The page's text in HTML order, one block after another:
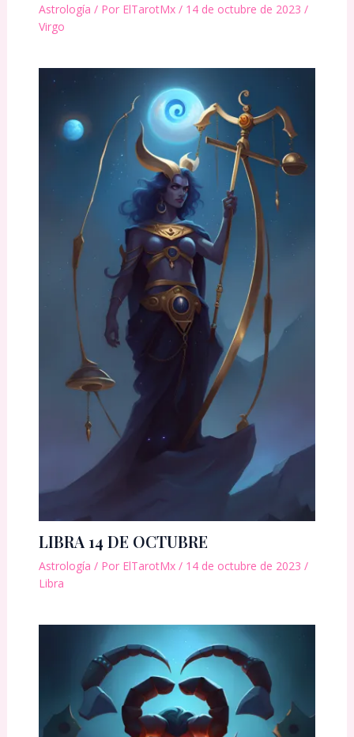
Astrología / Por ElTarotMx / 14 de octubre de 2023 /
Virgo
LIBRA 14 DE OCTUBRE
Astrología / Por ElTarotMx / 14 de octubre de 2023 /
Libra